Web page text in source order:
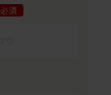
必須